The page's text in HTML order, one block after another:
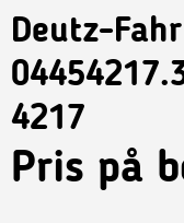
Deutz-Fahr
4217
Pris på